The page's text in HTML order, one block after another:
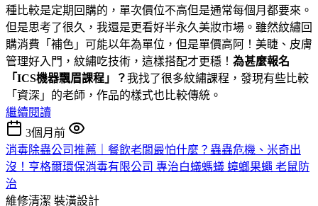
種比較是定期回購的，單次價位不高但是通常每個月都要來。
但是思考了很久，我還是更看好半永久美妝市場。雖然紋繡回
購消費「補色」可能以年為單位，但是單價高阿！美睫、皮膚
管理好入門，紋繡吃技術，這樣搭配才更穩！ 為甚麼報名
「ICS機器飄眉課程」？我找了很多紋繡課程，發現有些比較
「資深」的老師，作品的樣式也比較傳統。
繼續閱讀
3個月前
消毒除蟲公司推薦｜餐飲老闆最怕什麼？蟲蟲危機、米奇出
沒！亨格爾環保消毒有限公司 專治白蟻螞蟻 蟑螂果蠅 老鼠防
治
維修清潔 裝潢設計